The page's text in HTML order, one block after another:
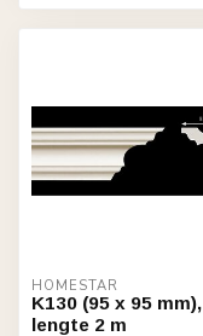
HOMESTAR
K130 (95 x 95 mm),
lengte 2 m